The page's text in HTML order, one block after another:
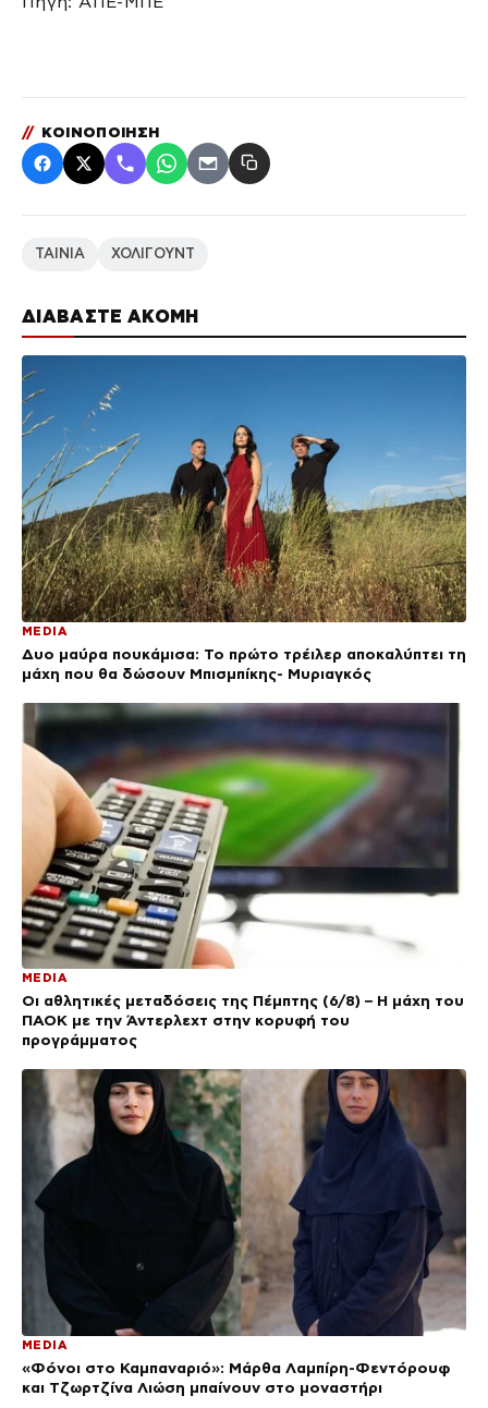
ΔΙΑΒΑΣΤΕ ΑΚΟΜΗ
MEDIA
Δυο μαύρα πουκάμισα: Το πρώτο τρέιλερ αποκαλύπτει τη
μάχη που θα δώσουν Μπισμπίκης- Μυριαγκός
MEDIA
Οι αθλητικές μεταδόσεις της Πέμπτης (6/8) – Η μάχη του
ΠΑΟΚ με την Άντερλεχτ στην κορυφή του
προγράμματος
MEDIA
«Φόνοι στο Καμπαναριό»: Μάρθα Λαμπίρη-Φεντόρουφ
και Τζωρτζίνα Λιώση μπαίνουν στο μοναστήρι
// ΚΟΙΝΟΠΟΙΗΣΗ
ΤΑΙΝΙΑ ΧΟΛΙΓΟΥΝΤ